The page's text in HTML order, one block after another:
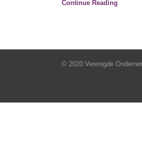
Continue Reading
© 2020 Verenigde